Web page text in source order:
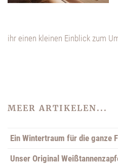
ihr einen kleinen Einblick zum
MEER ARTIKELEN...
Ein Wintertraum für die ganze
Unser Original